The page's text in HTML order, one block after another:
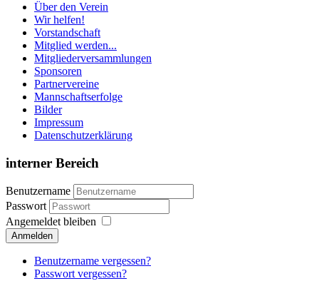
Über den Verein
Wir helfen!
Vorstandschaft
Mitglied werden...
Mitgliederversammlungen
Sponsoren
Partnervereine
Mannschaftserfolge
Bilder
Impressum
Datenschutzerklärung
interner Bereich
Benutzername
Passwort
Angemeldet bleiben
Anmelden
Benutzername vergessen?
Passwort vergessen?